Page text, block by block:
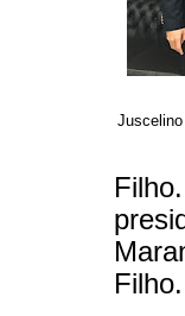
Filho.